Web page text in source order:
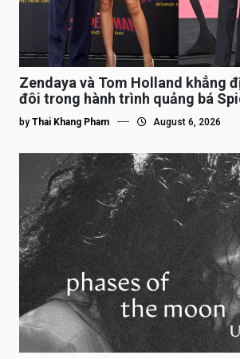
Zendaya và Tom Holland khẳng
đôi trong hành trình quảng bá
by Thai Khang Pham August 6, 2026